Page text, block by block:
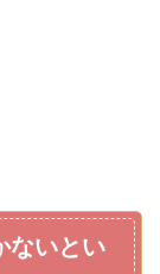
ないとい